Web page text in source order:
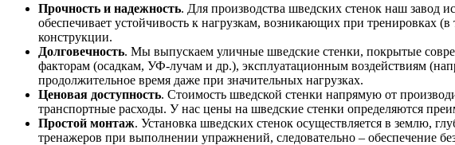
Прочность и надежность. Для производства шведских стенок наш завод
обеспечивает устойчивость к нагрузкам, возникающих при тренировках
конструкции.
Долговечность. Мы выпускаем уличные шведские стенки, покрытые
факторам (осадкам, УФ-лучам и др.), эксплуатационным воздействиям
продолжительное время даже при значительных нагрузках.
Ценовая доступность. Стоимость шведской стенки напрямую от
транспортные расходы. У нас цены на шведские стенки определяются
Простой монтаж. Установка шведских стенок осуществляется в землю,
тренажеров при выполнении упражнений, следовательно – обеспечение